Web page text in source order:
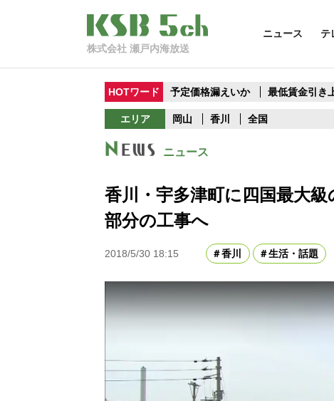
株式会社 瀬戸内海放送
ニュース テ
HOTワード 予定価格漏えいか 最低賃金引き
エリア 岡山 香川 全国
ニュース
香川・宇多津町に四国最大
部分の工事へ
2018/5/30 18:15 香川 生活・話題